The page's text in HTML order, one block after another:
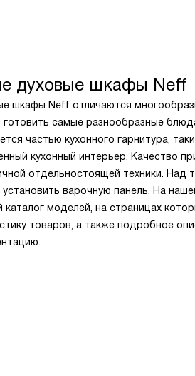
духовые шкафы Neff
шкафы Neff отличаются
самые разнообразные
частью кухонного гарнитура,
кухонный интерьер. Качество
отдельностоящей техники. Над
варочную панель. На
моделей, на страницах
товаров, а также подробное